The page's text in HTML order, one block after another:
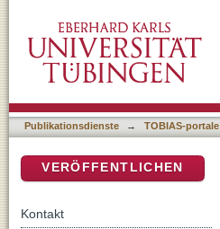
Publikationsdienste → TOBIAS-portale
VERÖFFENTLICHEN
Kontakt